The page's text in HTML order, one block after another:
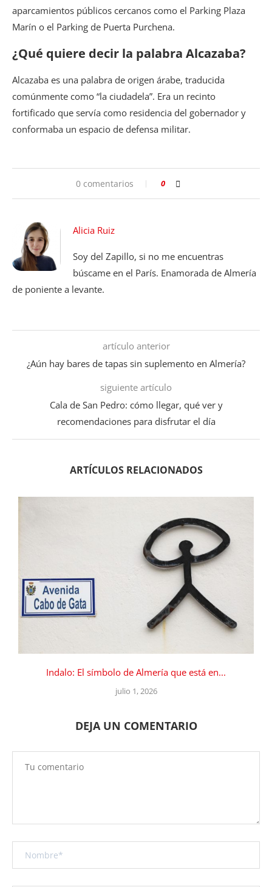
aparcamientos públicos cercanos como el Parking Plaza
Marín o el Parking de Puerta Purchena.
¿Qué quiere decir la palabra Alcazaba?
Alcazaba es una palabra de origen árabe, traducida
comúnmente como “la ciudadela”. Era un recinto
fortificado que servía como residencia del gobernador y
conformaba un espacio de defensa militar.
0 comentarios 0
Alicia Ruiz
Soy del Zapillo, si no me encuentras
búscame en el París. Enamorada de Almería
de poniente a levante.
artículo anterior
¿Aún hay bares de tapas sin suplemento en Almería?
siguiente artículo
Cala de San Pedro: cómo llegar, qué ver y
recomendaciones para disfrutar el día
ARTÍCULOS RELACIONADOS
Indalo: El símbolo de Almería que está en...
julio 1, 2026
DEJA UN COMENTARIO